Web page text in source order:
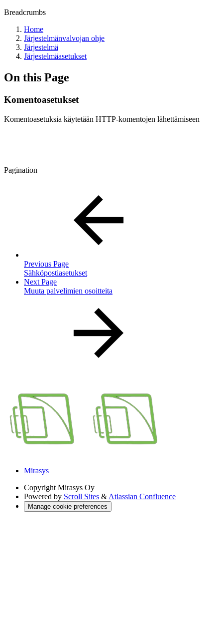
Breadcrumbs
Home
Järjestelmänvalvojan ohje
Järjestelmä
Järjestelmäasetukset
On this Page
Komentoasetukset
Komentoasetuksia käytetään HTTP-komentojen lähettämiseen
Pagination
Previous Page
Sähköpostiasetukset
Next Page
Muuta palvelimien osoitteita
Mirasys
Copyright Mirasys Oy
Powered by Scroll Sites & Atlassian Confluence
Manage cookie preferences